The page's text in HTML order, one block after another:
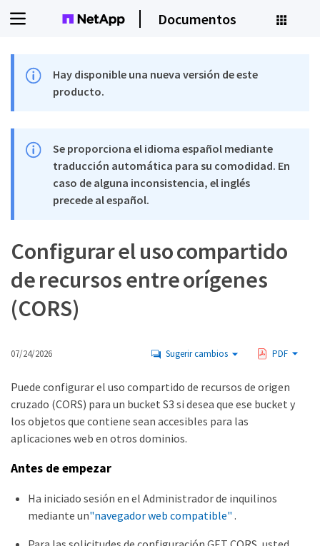
Documentos
Hay disponible una nueva versión de este
producto.
Se proporciona el idioma español mediante
traducción automática para su comodidad. En
caso de alguna inconsistencia, el inglés
precede al español.
Configurar el uso compartido
de recursos entre orígenes
(CORS)
07/24/2026 Sugerir cambios PDF
Puede configurar el uso compartido de recursos de origen
cruzado (CORS) para un bucket S3 si desea que ese bucket y
los objetos que contiene sean accesibles para las
aplicaciones web en otros dominios.
Antes de empezar
Ha iniciado sesión en el Administrador de inquilinos
mediante un"navegador web compatible" .